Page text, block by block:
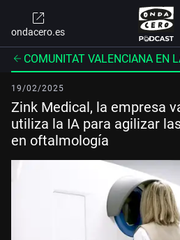
ondacero.es
COMUNITAT VALENCIANA EN
19/02/2025
Zink Medical, la empresa
utiliza la IA para agilizar
en oftalmología